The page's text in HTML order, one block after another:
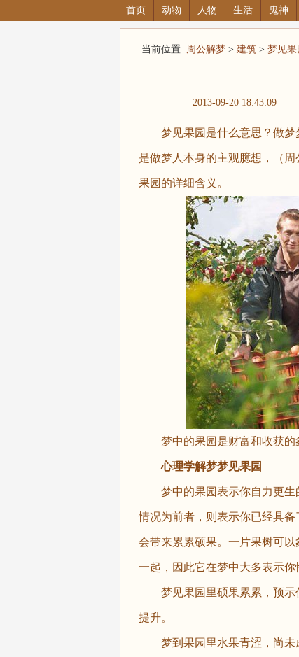
首页 动物 人物 生活 鬼神
当前位置: 周公解梦> 建筑> 梦见果
2013-09-20 18:43:09
梦见果园是什么意思？做梦
是做梦人本身的主观臆想，（周
果园的详细含义。
梦中的果园是财富和收获的
心理学解梦梦见果园
梦中的果园表示你自力更生
情况为前者，则表示你已经具
会带来累累硕果。一片果树可
一起，因此它在梦中大多表示你
梦见果园里硕果累累，预示
提升。
梦到果园里水果青涩，尚未